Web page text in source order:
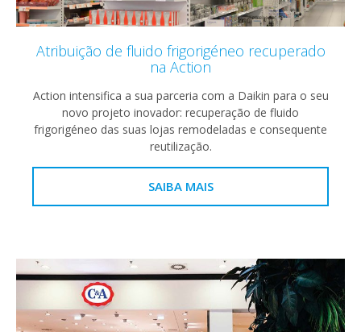
Atribuição de fluido frigorigéneo recuperado
na Action
Action intensifica a sua parceria com a Daikin para o seu
novo projeto inovador: recuperação de fluido
frigorigéneo das suas lojas remodeladas e consequente
reutilização.
SAIBA MAIS